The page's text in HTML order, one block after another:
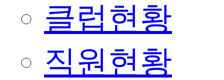
클럽현황
직원현황